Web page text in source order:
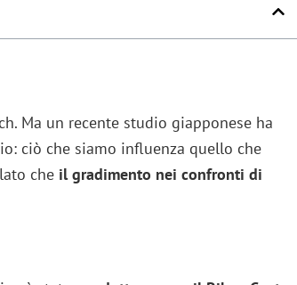
Ma un recente studio giapponese ha
ciò che siamo influenza quello che
cheil gradimento nei confronti di